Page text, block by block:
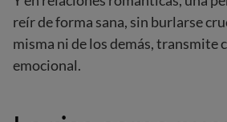
reír de forma sana, sin burlarse
misma ni de los demás, transmite
emocional.